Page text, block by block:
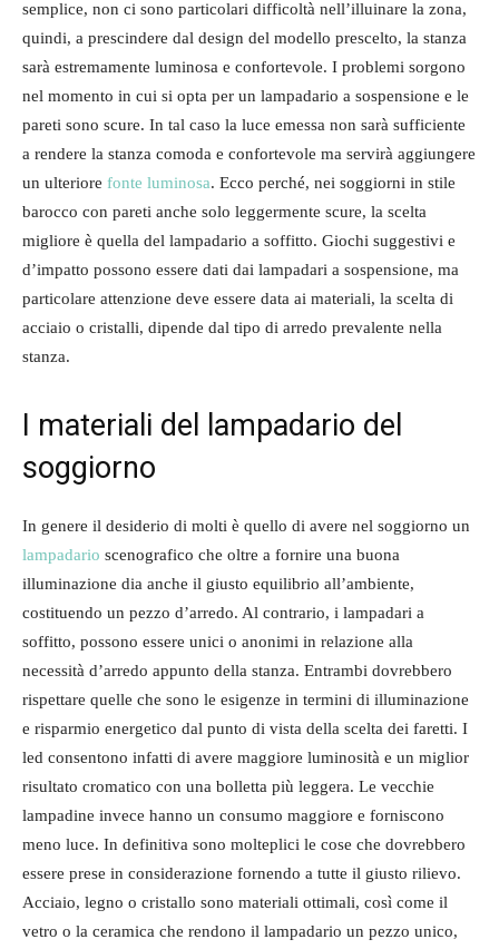
semplice, non ci sono particolari difficoltà nell’illuinare la zona,
quindi, a prescindere dal design del modello prescelto, la stanza
sarà estremamente luminosa e confortevole. I problemi sorgono
nel momento in cui si opta per un lampadario a sospensione e le
pareti sono scure. In tal caso la luce emessa non sarà sufficiente
a rendere la stanza comoda e confortevole ma servirà aggiungere
un ulteriore fonte luminosa. Ecco perché, nei soggiorni in stile
barocco con pareti anche solo leggermente scure, la scelta
migliore è quella del lampadario a soffitto. Giochi suggestivi e
d’impatto possono essere dati dai lampadari a sospensione, ma
particolare attenzione deve essere data ai materiali, la scelta di
acciaio o cristalli, dipende dal tipo di arredo prevalente nella
stanza.
I materiali del lampadario del
soggiorno
In genere il desiderio di molti è quello di avere nel soggiorno un
lampadario scenografico che oltre a fornire una buona
illuminazione dia anche il giusto equilibrio all’ambiente,
costituendo un pezzo d’arredo. Al contrario, i lampadari a
soffitto, possono essere unici o anonimi in relazione alla
necessità d’arredo appunto della stanza. Entrambi dovrebbero
rispettare quelle che sono le esigenze in termini di illuminazione
e risparmio energetico dal punto di vista della scelta dei faretti. I
led consentono infatti di avere maggiore luminosità e un miglior
risultato cromatico con una bolletta più leggera. Le vecchie
lampadine invece hanno un consumo maggiore e forniscono
meno luce. In definitiva sono molteplici le cose che dovrebbero
essere prese in considerazione fornendo a tutte il giusto rilievo.
Acciaio, legno o cristallo sono materiali ottimali, così come il
vetro o la ceramica che rendono il lampadario un pezzo unico,